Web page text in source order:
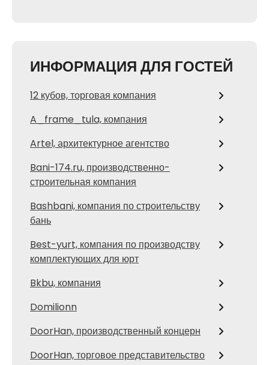
ИНФОРМАЦИЯ ДЛЯ ГОСТЕЙ
12 кубов, торговая компания
A_frame_tula, компания
Artel, архитектурное агентство
Bani-174.ru, производственно-
строительная компания
Bashbani, компания по строительству
бань
Best-yurt, компания по производству
комплектующих для юрт
Bkbu, компания
Domilionn
DoorHan, производственный концерн
DoorHan, торговое представительство